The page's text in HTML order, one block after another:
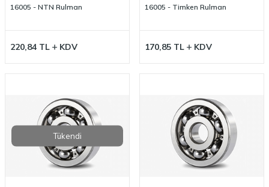
16005 - NTN Rulman
220,84 TL KDV
16005 - Timken Rulman
170,85 TL KDV
Tükendi